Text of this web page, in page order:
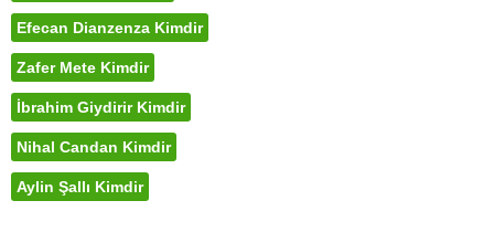
Efecan Dianzenza Kimdir
Zafer Mete Kimdir
İbrahim Giydirir Kimdir
Nihal Candan Kimdir
Aylin Şallı Kimdir